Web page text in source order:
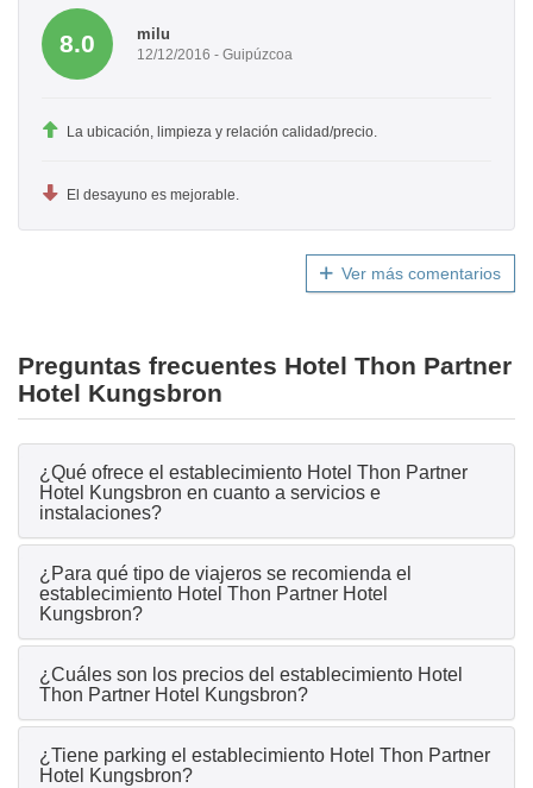
8.0 milu
12/12/2016 - Guipúzcoa
La ubicación, limpieza y relación calidad/precio.
El desayuno es mejorable.
Ver más comentarios
Preguntas frecuentes Hotel Thon Partner
Hotel Kungsbron
¿Qué ofrece el establecimiento Hotel Thon Partner
Hotel Kungsbron en cuanto a servicios e
instalaciones?
¿Para qué tipo de viajeros se recomienda el
establecimiento Hotel Thon Partner Hotel
Kungsbron?
¿Cuáles son los precios del establecimiento Hotel
Thon Partner Hotel Kungsbron?
¿Tiene parking el establecimiento Hotel Thon Partner
Hotel Kungsbron?